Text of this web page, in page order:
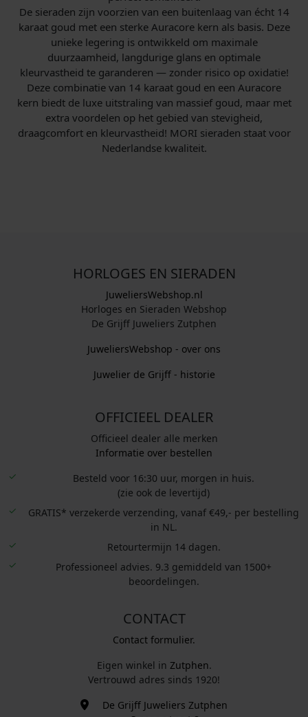
De sieraden zijn voorzien van een buitenlaag van écht 14
karaat goud met een sterke Auracore kern als basis. Deze
unieke legering is ontwikkeld om maximale
duurzaamheid, langdurige glans en optimale
kleurvastheid te garanderen — zonder risico op oxidatie!
Deze combinatie van 14 karaat goud en een Auracore
kern biedt de luxe uitstraling van massief goud, maar met
extra voordelen op het gebied van stevigheid,
draagcomfort en kleurvastheid! MORI sieraden staat voor
Nederlandse kwaliteit.
HORLOGES EN SIERADEN
JuweliersWebshop.nl
Horloges en Sieraden Webshop
De Grijff Juweliers Zutphen
JuweliersWebshop - over ons
Juwelier de Grijff - historie
OFFICIEEL DEALER
Officieel dealer alle merken
Informatie over bestellen
Besteld voor 16:30 uur, morgen in huis.
(zie ook de levertijd)
GRATIS* verzekerde verzending, vanaf €49,- per bestelling
in NL.
Retourtermijn 14 dagen.
Professioneel advies. 9.3 gemiddeld van 1500+
beoordelingen.
CONTACT
Contact formulier.
Eigen winkel in Zutphen.
Vertrouwd adres sinds 1920!
De Grijff Juweliers Zutphen